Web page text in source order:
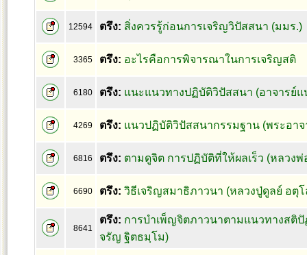
12594 ตรึง: สิ่งควรรู้ก่อนการเจริญวิปัสสนา (มมร.)
3365 ตรึง: อะไรคือการพิจารณาในการเจริญสติ
6180 ตรึง: แนะแนวทางปฏิบัติวิปัสสนา (อาจารย์
4269 ตรึง: แนวปฏิบัติวิปัสสนากรรมฐาน (พระอา
6816 ตรึง: ตามดูจิต การปฏิบัติที่ให้ผลเร็ว (หลวง
6690 ตรึง: วิธีเจริญสมาธิภาวนา (หลวงปู่ดูลย์ อตุโ
8641
ตรึง: การบำเพ็ญจิตภาวนาตามแนวทางสติ
จรัญ ฐิตธมฺโม)